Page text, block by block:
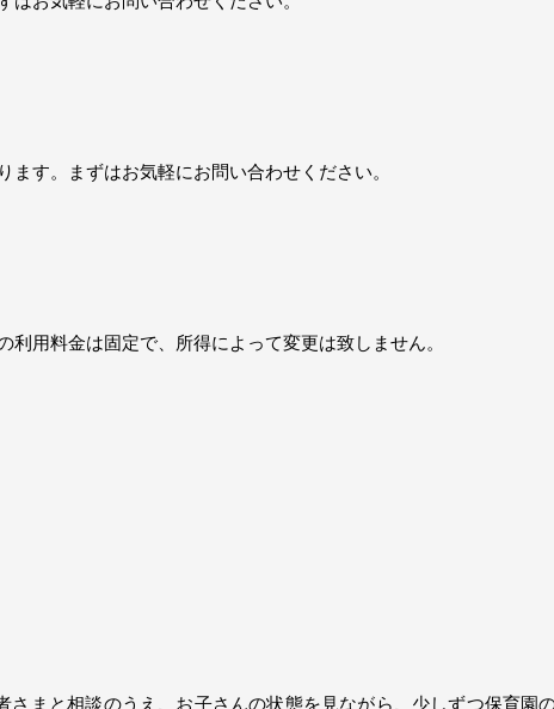
す。まずはお気軽にお問い合わせください。
用料金は固定で、所得によって変更は致しません。
まと相談のうえ、お子さんの状態を見ながら、少しずつ保育園